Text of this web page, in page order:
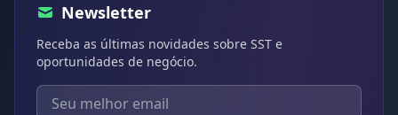
Newsletter
Receba as últimas novidades sobre SST e
oportunidades de negócio.